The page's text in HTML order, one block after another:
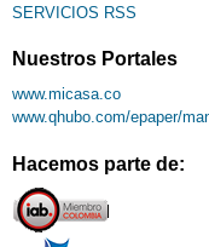
SERVICIOS RSS
Nuestros Portales
www.micasa.co
www.qhubo.com/epaper/
Hacemos parte de: